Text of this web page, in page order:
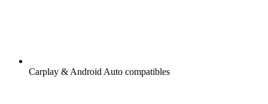
Carplay & Android Auto compatibles